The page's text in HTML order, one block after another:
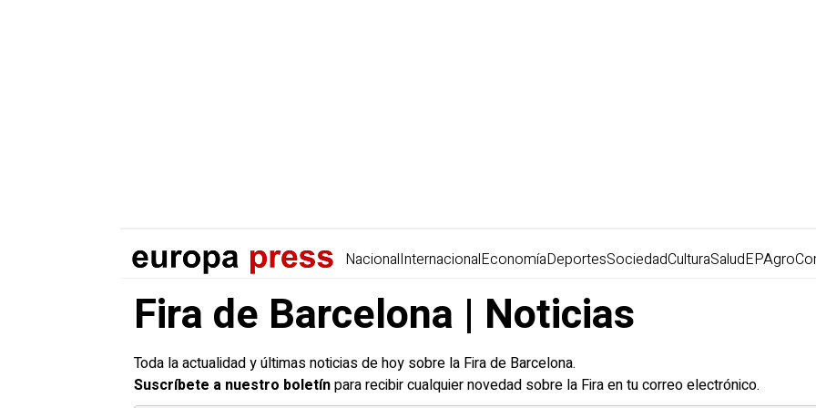
NacionalInternacionalEconomíaDeportesSociedadCulturaSaludEPAgro
Fira de Barcelona | Noticias
Toda la actualidad y últimas noticias de hoy sobre la Fira de Barcelona.
Suscríbete a nuestro boletínpara recibir cualquier novedad sobre la Fira en tu correo electrónico.